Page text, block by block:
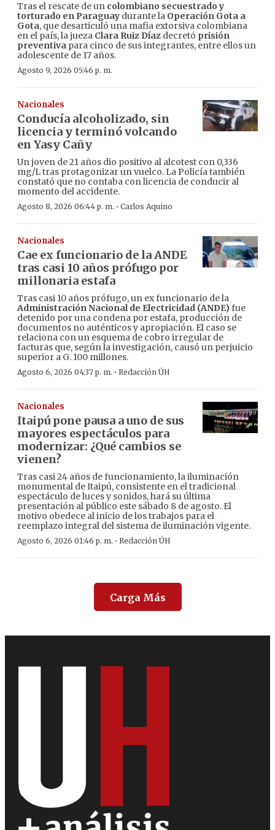
Tras el rescate de un colombiano secuestrado y
torturado en Paraguay durante la Operación Gota a
Gota, que desarticuló una mafia extorsiva colombiana
en el país, la jueza Clara Ruiz Díaz decretó prisión
preventiva para cinco de sus integrantes, entre ellos un
adolescente de 17 años.
Agosto 9, 2026 05:46 p. m.
Nacionales
Conducía alcoholizado, sin
licencia y terminó volcando
en Yasy Cañy
Un joven de 21 años dio positivo al alcotest con 0,336
mg/L tras protagonizar un vuelco. La Policía también
constató que no contaba con licencia de conducir al
momento del accidente.
Agosto 8, 2026 06:44 p. m. · Carlos Aquino
Nacionales
Cae ex funcionario de la ANDE
tras casi 10 años prófugo por
millonaria estafa
Tras casi 10 años prófugo, un ex funcionario de la
Administración Nacional de Electricidad (ANDE)fue
detenido por una condena por estafa, producción de
documentos no auténticos y apropiación. El caso se
relaciona con un esquema de cobro irregular de
facturas que, según la investigación, causó un perjuicio
superior a G. 100 millones.
Agosto 6, 2026 04:37 p. m. · Redacción ÚH
Nacionales
Itaipú pone pausa a uno de sus
mayores espectáculos para
modernizar: ¿Qué cambios se
vienen?
Tras casi 24 años de funcionamiento, la iluminación
monumental de Itaipú, consistente en el tradicional
espectáculo de luces y sonidos, hará su última
presentación al público este sábado 8 de agosto. El
motivo obedece al inicio de los trabajos para el
reemplazo integral del sistema de iluminación vigente.
Agosto 6, 2026 01:46 p. m. · Redacción ÚH
Carga Más